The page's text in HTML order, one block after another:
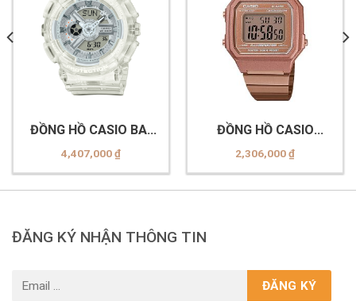
ĐỒNG HỒ CASIO BA-
110XCR-7ADR
4,407,000₫
ĐỒNG HỒ CASIO
B650WC-5ADF
2,306,000₫
ĐĂNG KÝ NHẬN THÔNG TIN